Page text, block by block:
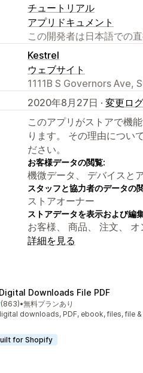
チュートリアル
アプリドキュメント
この開発者は日本語での
Kestrel
ウェブサイト
1111B S Governors Ave,
2020年8月27日 · 変更ログ
このアプリがストアで機
ります。 その理由につい
ださい。
お客様データの閲覧:
機微データ、 デバイスと
スタッフと協力者のデータの
ストアオーナー
ストアデータを表示および編
お客様、 商品、 注文、
詳細を見る
Downloads File PDF
星中
(863)
ビュー数：863件
•無料プランあり
downloads, PDF, ebook, files, file
for Shopify